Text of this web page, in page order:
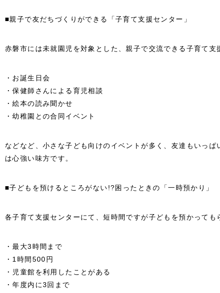
■親子で友だちづくりができる「子育て支援センター」
赤磐市には未就園児を対象とした、親子で交流できる子育て
・お誕生日会
・保健師さんによる育児相談
・絵本の読み聞かせ
・幼稚園との合同イベント
などなど、小さな子ども向けのイベントが多く、友達もいっ
は心強い味方です。
■子どもを預けるところがない!?困ったときの「一時預かり」
各子育て支援センターにて、短時間ですが子どもを預かっても
・最大3時間まで
・1時間500円
・児童館を利用したことがある
・年度内に3回まで